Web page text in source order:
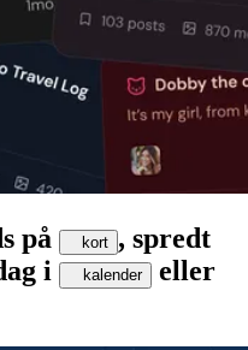
på kort , spredt
i kalender eller